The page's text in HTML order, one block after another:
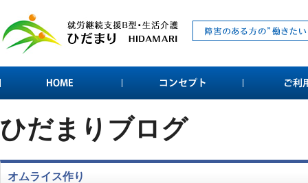
ひだまりブログ
オムライス作り